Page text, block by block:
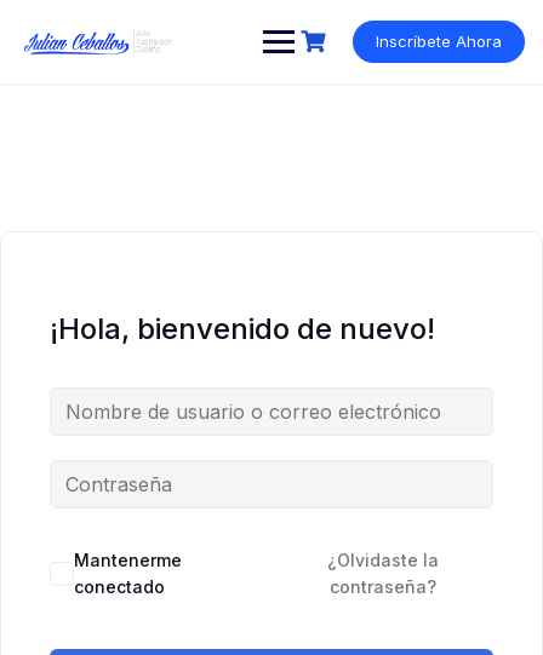
contenido
Inscríbete Ahora
¡Hola, bienvenido de nuevo!
Mantenerme
conectado
¿Olvidaste la
contraseña?